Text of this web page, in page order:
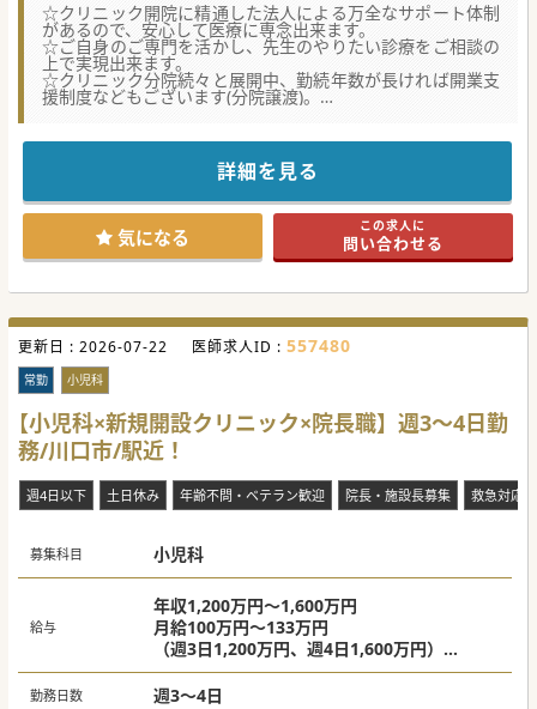
☆クリニック開院に精通した法人による万全なサポート体制
があるので、安心して医療に専念出来ます。
☆ご自身のご専門を活かし、先生のやりたい診療をご相談の
上で実現出来ます。
☆クリニック分院続々と展開中、勤続年数が長ければ開業支
援制度などもございます(分院譲渡)。
地域医療の活性化、法人の発展の為、新規分院長(管理医師)
先生とご相談をしながら、より良いクリニックをつくってい
きたいとお考えの法人運営のクリニックです。
休診日や業務内容など、院長の裁量で決定できますので、
ワークライフバランスを改善されたい先生などににオススメ
当求人については業務委託案件となります。
#業務委託案件 #秋入職可
詳細を見る
気になる この求人に
問い合わせる
更新日 : 2026-07-22 医師求人ID : 557480
常勤 小児科
【小児科×新規開設クリニック×院長職】週3～4日勤
務/川口市/駅近！
週4日以下 土日休み 年齢不問・ベテラン歓迎 院長・施設長募集 救急対応
募集科目 小児科
給与
年収1,200万円～1,600万円
月給100万円～133万円
（週3日1,200万円、週4日1,600万円）
※上記は管理医師手当（年間100万円）を含み
ます。
勤務日数 週3～4日